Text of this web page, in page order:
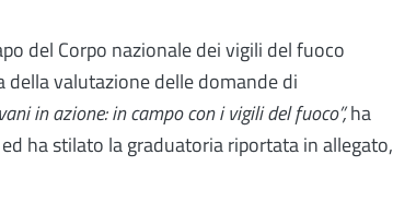
del Corpo nazionale dei vigili del fuoco
della valutazione delle domande di
in azione: in campo con i vigili del fuoco”,ha
ha stilato la graduatoria riportata in allegato,